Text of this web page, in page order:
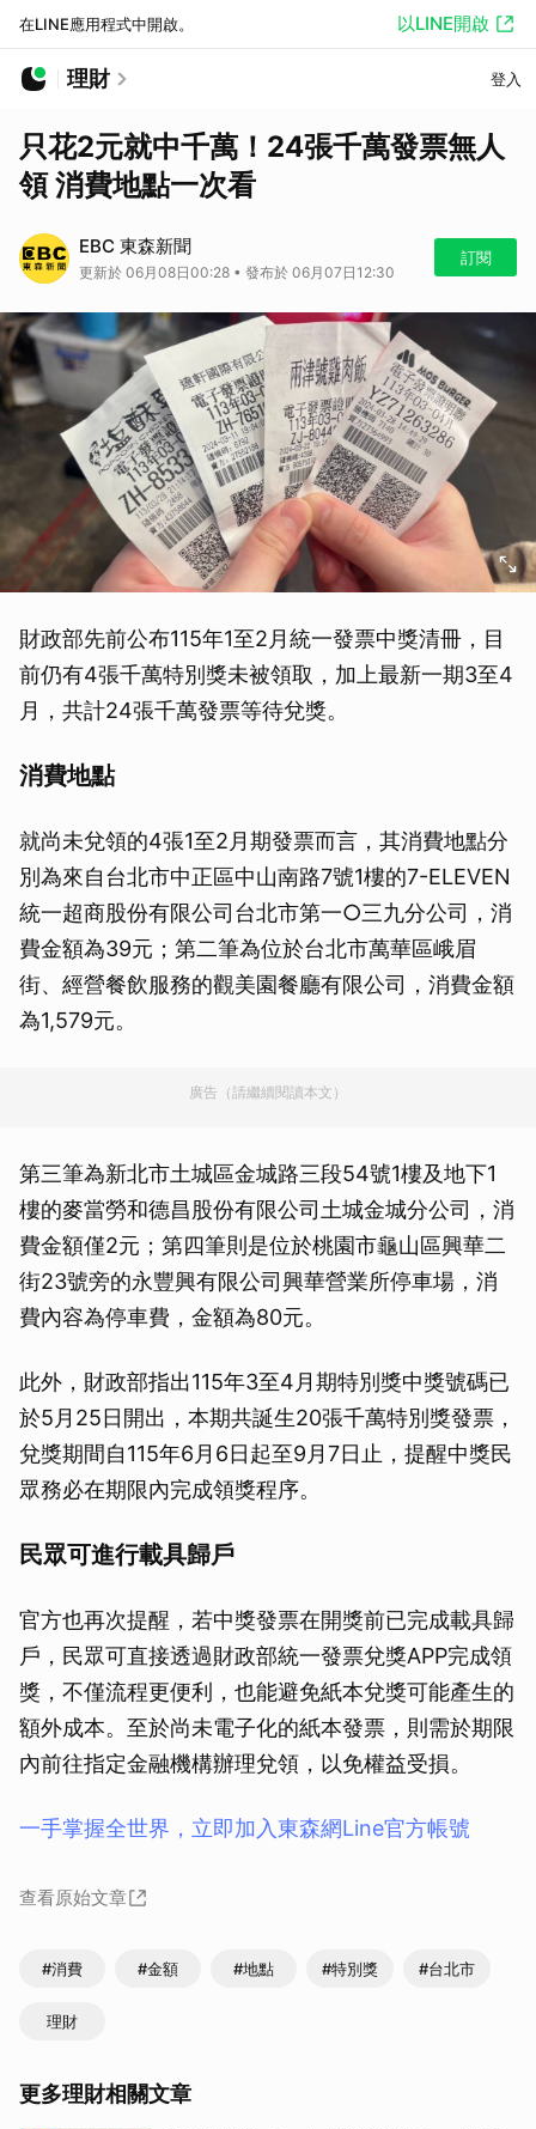
在LINE應用程式中開啟。 以LINE開啟
理財 登入
只花2元就中千萬！24張千萬發票無人
領 消費地點一次看
EBC 東森新聞
更新於 06月08日00:28 • 發布於 06月07日12:30
訂閱
財政部先前公布115年1至2月統一發票中獎清冊，目
前仍有4張千萬特別獎未被領取，加上最新一期3至4
月，共計24張千萬發票等待兌獎。
消費地點
就尚未兌領的4張1至2月期發票而言，其消費地點分
別為來自台北市中正區中山南路7號1樓的7-ELEVEN
統一超商股份有限公司台北市第一○三九分公司，消
費金額為39元；第二筆為位於台北市萬華區峨眉
街、經營餐飲服務的觀美園餐廳有限公司，消費金額
為1,579元。
廣告（請繼續閱讀本文）
第三筆為新北市土城區金城路三段54號1樓及地下1
樓的麥當勞和德昌股份有限公司土城金城分公司，消
費金額僅2元；第四筆則是位於桃園市龜山區興華二
街23號旁的永豐興有限公司興華營業所停車場，消
費內容為停車費，金額為80元。
此外，財政部指出115年3至4月期特別獎中獎號碼已
於5月25日開出，本期共誕生20張千萬特別獎發票，
兌獎期間自115年6月6日起至9月7日止，提醒中獎民
眾務必在期限內完成領獎程序。
民眾可進行載具歸戶
官方也再次提醒，若中獎發票在開獎前已完成載具歸
戶，民眾可直接透過財政部統一發票兌獎APP完成領
獎，不僅流程更便利，也能避免紙本兌獎可能產生的
額外成本。至於尚未電子化的紙本發票，則需於期限
內前往指定金融機構辦理兌領，以免權益受損。
一手掌握全世界，立即加入東森網Line官方帳號
查看原始文章
#消費 #金額 #地點 #特別獎 #台北市
理財
更多理財相關文章